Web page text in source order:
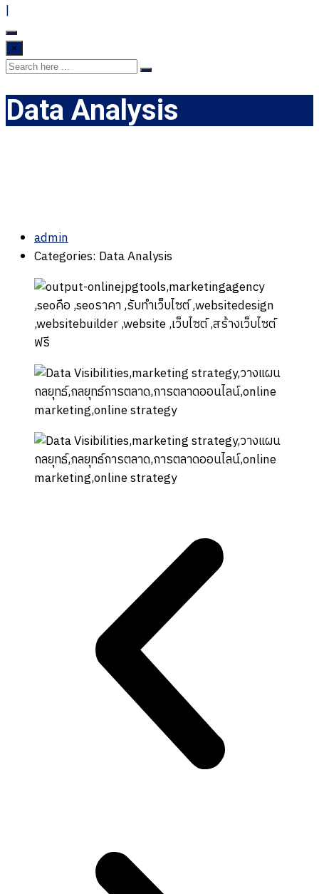
|
×
Data Analysis
admin
Categories: Data Analysis